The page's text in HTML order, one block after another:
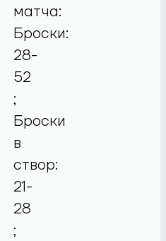
матча:
Броски:
28-
52
;
Броски
в
створ:
21-
28
;